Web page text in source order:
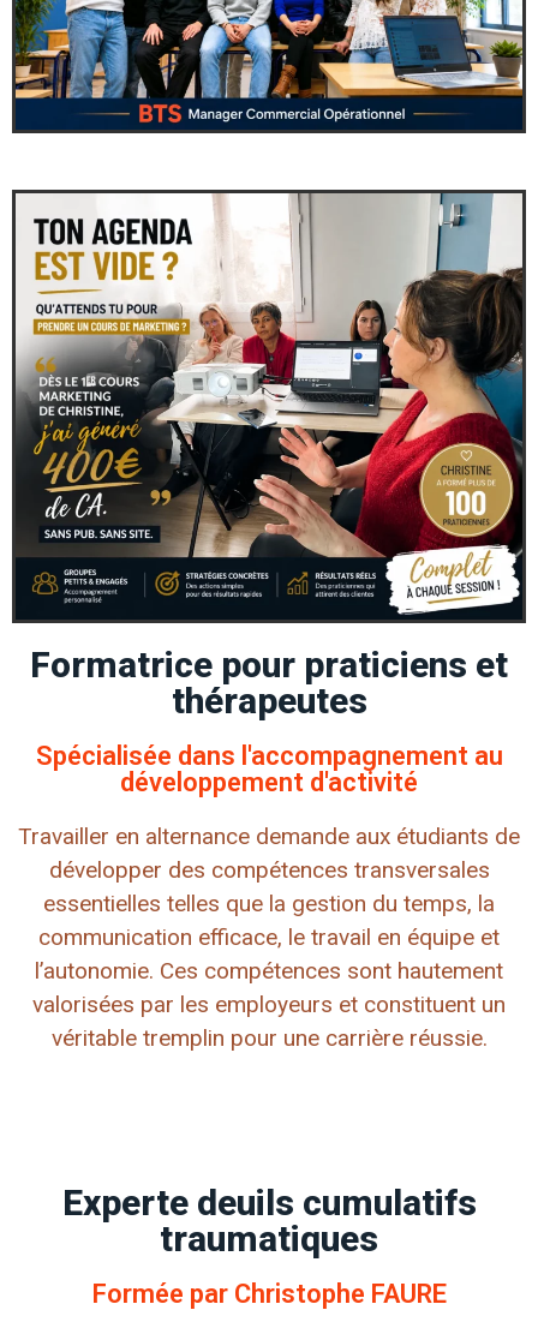
Formatrice pour praticiens et
thérapeutes
Spécialisée dans l'accompagnement au
développement d'activité
Travailler en alternance demande aux étudiants de
développer des compétences transversales
essentielles telles que la gestion du temps, la
communication efficace, le travail en équipe et
l’autonomie. Ces compétences sont hautement
valorisées par les employeurs et constituent un
véritable tremplin pour une carrière réussie.
Experte deuils cumulatifs
traumatiques
Formée par Christophe FAURE